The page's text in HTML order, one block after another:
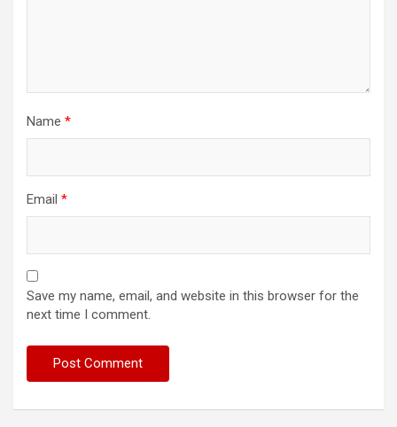
Name *
Email *
Save my name, email, and website in this browser for the
next time I comment.